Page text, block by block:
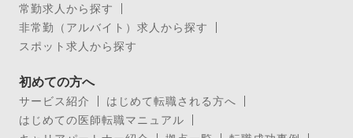
常勤求人から探す
非常勤（アルバイト）求人から探す
スポット求人から探す
初めての方へ
サービス紹介
はじめて転職される方へ
はじめての医師転職マニュアル